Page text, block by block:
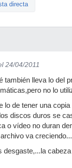
directa
24/04/2011
también lleva lo del
no lo
lo de tener una
discos duros se
o vídeo no duran
va creciendo...
desgaste,...la